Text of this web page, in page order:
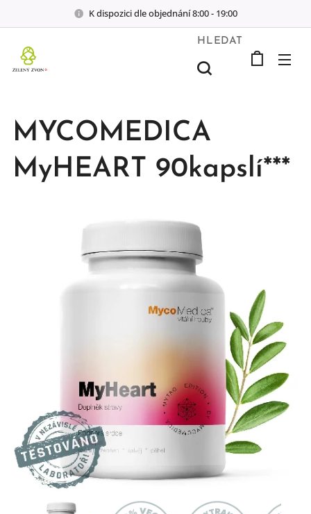
K dispozici dle objednání 8:00 - 19:00
HLEDAT
MYCOMEDICA
MyHEART 90kapslí***